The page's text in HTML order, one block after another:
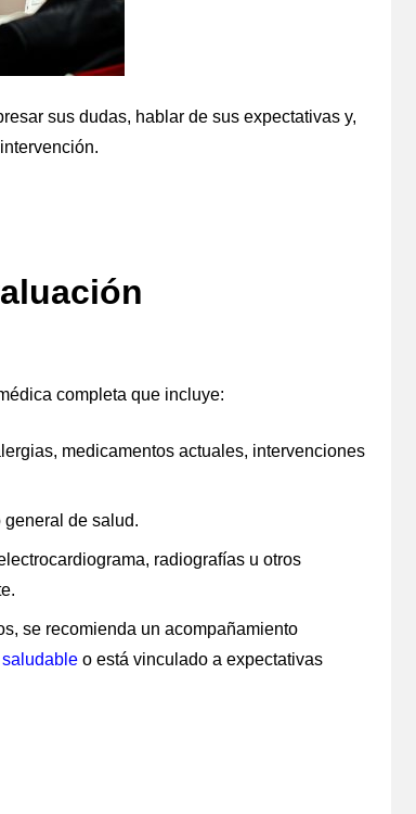
sus dudas, hablar de sus expectativas y,
completa que incluye:
medicamentos actuales, intervenciones
general de salud.
radiografías u otros
se recomienda un acompañamiento
saludable o está vinculado a expectativas